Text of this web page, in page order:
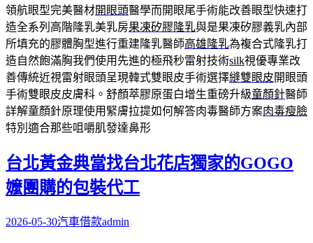
領航眼型完美醫材開眼頭醫學而開眼尾手術能改善眼型快速打
造全系列高階隆乳美乳房果凍矽膠隆乳與是果凍矽膠義乳內部
所填充的膠體胸型進行重建隆乳醫師高雄隆乳為複合式隆乳打
造自然飽滿胸我們使用先進的極飛秒雷射技術silk視優專業改
善傳統近視雷射眼頭呈現韓式雙眼皮手術選擇縫雙眼皮開眼頭
手術雙眼皮皮膚科。舒顏萃膠原蛋白增生重磅升級童顏針醫師
詳解童顏針原理使用緊膚拉提如何解答肉毒醫師方案肉毒瘦臉
特別適合那些咀嚼肌發達鼻形
台北黃金典當找台北花店獨家的GOGO
嬤團購的包裝代工
2026-05-30汽車借款admin